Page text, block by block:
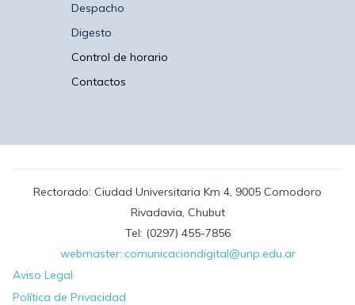
Despacho
Digesto
Control de horario
Contactos
Rectorado: Ciudad Universitaria Km 4, 9005 Comodoro
Rivadavia, Chubut
Tel: (0297) 455-7856
webmaster::comunicaciondigital@unp.edu.ar
Aviso Legal
Política de Privacidad